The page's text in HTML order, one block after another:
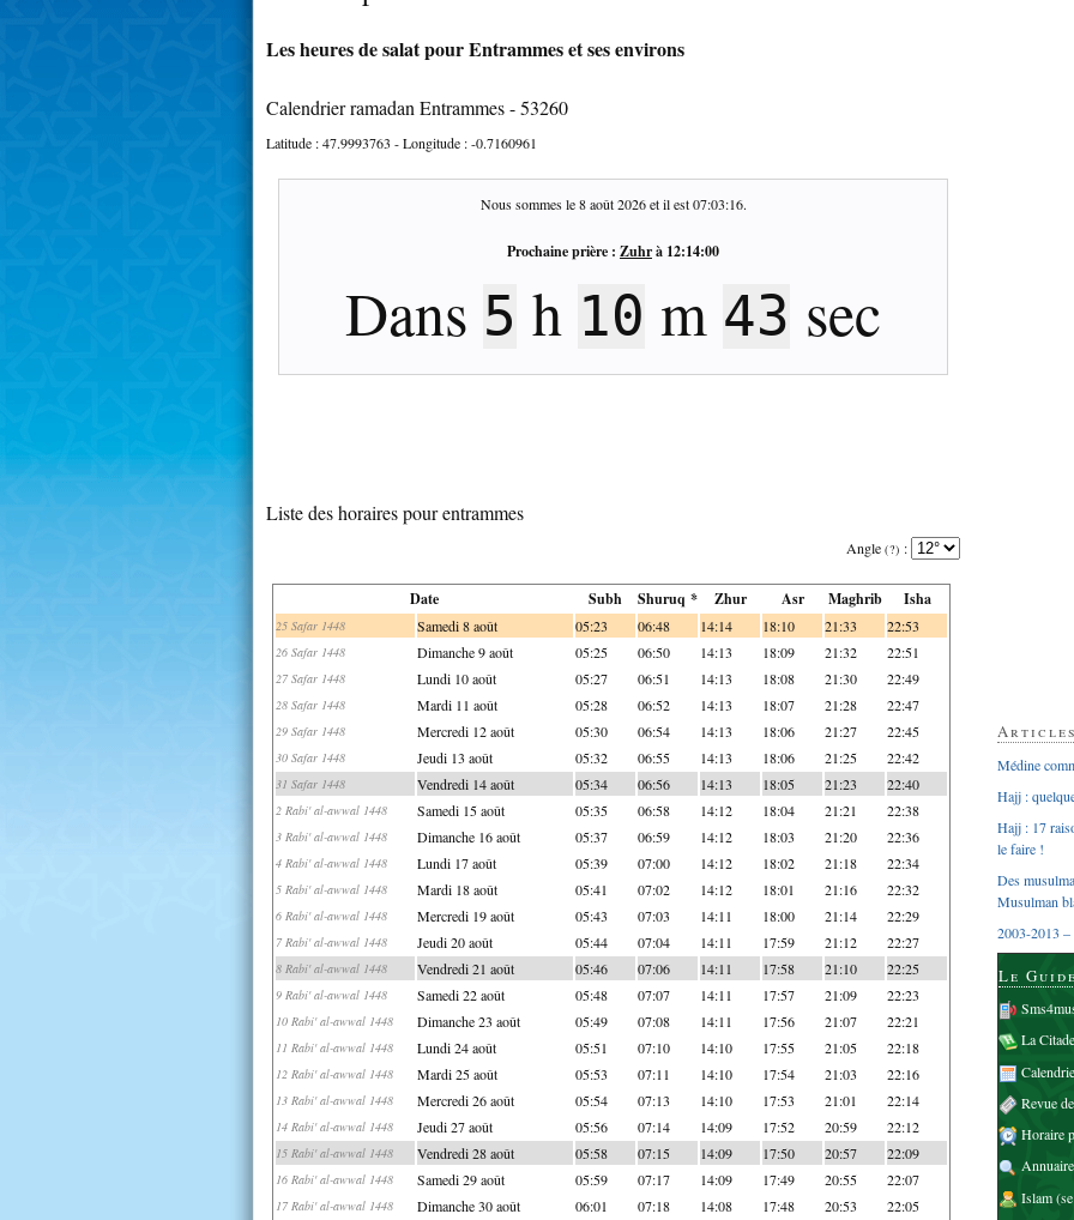
Les heures de salat pour Entrammes et ses environs
Calendrier ramadan Entrammes - 53260
Latitude :47.9993763 - Longitude :-0.7160961
Nous sommes le8 août 2026et il est07:03:17.
Prochaine prière : Zuhrà 12:14:00
Dans 5 h 10 m 42 sec
Liste des horaires pour entrammes
Angle (?) :
Date Subh Shuruq * Zhur Asr Maghrib Isha
25 Safar 1448 Samedi 8 août 05:23 06:48 14:14 18:10 21:33 22:53
26 Safar 1448 Dimanche 9 août 05:25 06:50 14:13 18:09 21:32 22:51
27 Safar 1448 Lundi 10 août 05:27 06:51 14:13 18:08 21:30 22:49
28 Safar 1448 Mardi 11 août 05:28 06:52 14:13 18:07 21:28 22:47
29 Safar 1448 Mercredi 12 août 05:30 06:54 14:13 18:06 21:27 22:45
30 Safar 1448 Jeudi 13 août 05:32 06:55 14:13 18:06 21:25 22:42
31 Safar 1448 Vendredi 14 août 05:34 06:56 14:13 18:05 21:23 22:40
2 Rabi' al-awwal 1448 Samedi 15 août 05:35 06:58 14:12 18:04 21:21 22:38
3 Rabi' al-awwal 1448 Dimanche 16 août 05:37 06:59 14:12 18:03 21:20 22:36
4 Rabi' al-awwal 1448 Lundi 17 août 05:39 07:00 14:12 18:02 21:18 22:34
5 Rabi' al-awwal 1448 Mardi 18 août 05:41 07:02 14:12 18:01 21:16 22:32
6 Rabi' al-awwal 1448 Mercredi 19 août 05:43 07:03 14:11 18:00 21:14 22:29
7 Rabi' al-awwal 1448 Jeudi 20 août 05:44 07:04 14:11 17:59 21:12 22:27
8 Rabi' al-awwal 1448 Vendredi 21 août 05:46 07:06 14:11 17:58 21:10 22:25
9 Rabi' al-awwal 1448 Samedi 22 août 05:48 07:07 14:11 17:57 21:09 22:23
10 Rabi' al-awwal 1448 Dimanche 23 août 05:49 07:08 14:11 17:56 21:07 22:21
11 Rabi' al-awwal 1448 Lundi 24 août 05:51 07:10 14:10 17:55 21:05 22:18
12 Rabi' al-awwal 1448 Mardi 25 août 05:53 07:11 14:10 17:54 21:03 22:16
13 Rabi' al-awwal 1448 Mercredi 26 août 05:54 07:13 14:10 17:53 21:01 22:14
14 Rabi' al-awwal 1448 Jeudi 27 août 05:56 07:14 14:09 17:52 20:59 22:12
15 Rabi' al-awwal 1448 Vendredi 28 août 05:58 07:15 14:09 17:50 20:57 22:09
16 Rabi' al-awwal 1448 Samedi 29 août 05:59 07:17 14:09 17:49 20:55 22:07
17 Rabi' al-awwal 1448 Dimanche 30 août 06:01 07:18 14:08 17:48 20:53 22:05
Médine
Hajj :
Hajj : 17
le faire !
Des
Musulman
2003-2013 –
Le
La
Revue
Horaire
Islam